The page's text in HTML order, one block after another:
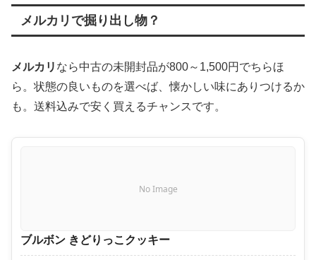
メルカリで掘り出し物？
メルカリ なら中古の未開封品が800～1,500円でちらほ
ら。状態の良いものを選べば、懐かしい味にありつけるか
も。送料込みで安く買えるチャンスです。
No Image
ブルボン きどりっこクッキー